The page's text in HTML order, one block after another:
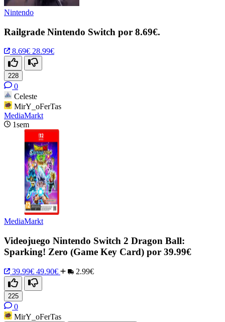
Nintendo
Railgrade Nintendo Switch por 8.69€.
8.69€ 28.99€
228
0
Celeste
MirY_oFerTas
MediaMarkt
1sem
MediaMarkt
Videojuego Nintendo Switch 2 Dragon Ball:
Sparking! Zero (Game Key Card) por 39.99€
39.99€ 49.90€ 2.99€
225
0
MirY_oFerTas